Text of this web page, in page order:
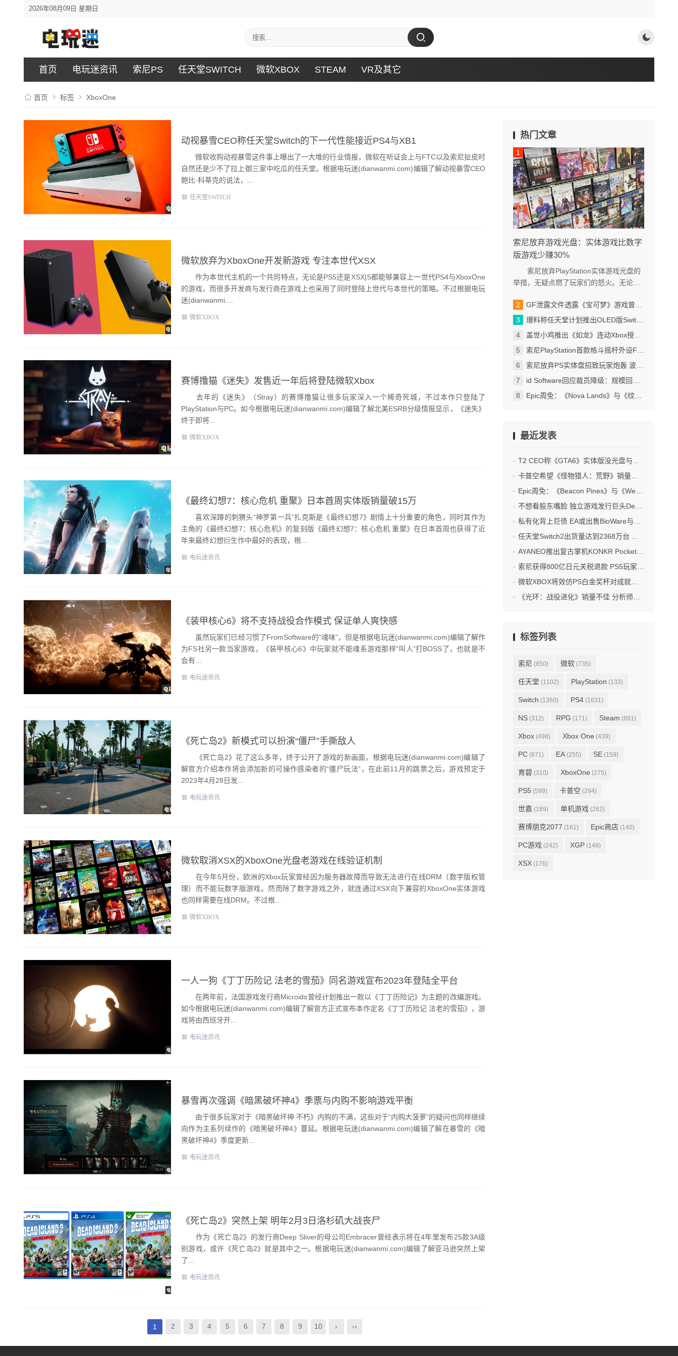
2026年08月09日 星期日
首页 电玩迷资讯 索尼PS 任天堂SWITCH 微软XBOX STEAM VR及其它
首页 标签 XboxOne
动视暴雪CEO称任天堂Switch的下一代性能接近PS4与XB1
微软收购动视暴雪这件事上曝出了一大堆的行业情报，微软在听证会上与FTC以及索尼扯皮时
自然还是少不了拉上御三家中吃瓜的任天堂。根据电玩迷(dianwanmi.com)编辑了解动视暴雪CEO
鲍比·科蒂克的说法，...
任天堂SWITCH
微软放弃为XboxOne开发新游戏 专注本世代XSX
作为本世代主机的一个共同特点，无论是PS5还是XSX|S都能够兼容上一世代PS4与XboxOne
的游戏，而很多开发商与发行商在游戏上也采用了同时登陆上世代与本世代的策略。不过根据电玩
迷(dianwanmi....
微软XBOX
赛博撸猫《迷失》发售近一年后将登陆微软Xbox
去年的《迷失》（Stray）的赛博撸猫让很多玩家深入一个稀奇死城，不过本作只登陆了
PlayStation与PC。如今根据电玩迷(dianwanmi.com)编辑了解北美ESRB分级情报显示，《迷失》
终于即将...
微软XBOX
《最终幻想7：核心危机 重聚》日本首周实体版销量破15万
喜欢深蹲的刺猬头“神罗第一兵”扎克斯是《最终幻想7》剧情上十分重要的角色，同时其作为
主角的《最终幻想7：核心危机》的复刻版《最终幻想7：核心危机 重聚》在日本首周也获得了近
年来最终幻想衍生作中最好的表现，根...
电玩迷资讯
《装甲核心6》将不支持战役合作模式 保证单人爽快感
虽然玩家们已经习惯了FromSoftware的“魂味”，但是根据电玩迷(dianwanmi.com)编辑了解作
为FS社另一款当家游戏，《装甲核心6》中玩家就不能魂系游戏那样“叫人”打BOSS了，也就是不
会有...
电玩迷资讯
《死亡岛2》新模式可以扮演“僵尸”手撕敌人
《死亡岛2》花了这么多年，终于公开了游戏的新画面，根据电玩迷(dianwanmi.com)编辑了
解官方介绍本作将会添加新的可操作感染者的“僵尸玩法”，在此前11月的跳票之后，游戏预定于
2023年4月28日发...
电玩迷资讯
微软取消XSX的XboxOne光盘老游戏在线验证机制
在今年5月份，欧洲的Xbox玩家曾经因为服务器故障而导致无法进行在线DRM（数字版权管
理）而不能玩数字版游戏。然而除了数字游戏之外，就连通过XSX向下兼容的XboxOne实体游戏
也同样需要在线DRM。不过根...
微软XBOX
一人一狗《丁丁历险记 法老的雪茄》同名游戏宣布2023年登陆全平台
在两年前，法国游戏发行商Microids曾经计划推出一款以《丁丁历险记》为主题的改编游戏。
如今根据电玩迷(dianwanmi.com)编辑了解官方正式宣布本作定名《丁丁历险记 法老的雪茄》，游
戏将由西班牙开...
电玩迷资讯
暴雪再次强调《暗黑破坏神4》季票与内购不影响游戏平衡
由于很多玩家对于《暗黑破坏神 不朽》内购的不满，这些对于“内购大菠萝”的疑问也同样继续
向作为主系列续作的《暗黑破坏神4》蔓延。根据电玩迷(dianwanmi.com)编辑了解在暴雪的《暗
黑破坏神4》季度更新...
电玩迷资讯
《死亡岛2》突然上架 明年2月3日洛杉矶大战丧尸
作为《死亡岛2》的发行商Deep Sliver的母公司Embracer曾经表示将在4年里发布25款3A级
别游戏，或许《死亡岛2》就是其中之一。根据电玩迷(dianwanmi.com)编辑了解亚马逊突然上架
了...
电玩迷资讯
1 2 3 4 5 6 7 8 9 10 › ››
热门文章
索尼放弃游戏光盘：实体游戏比数字
版游戏少赚30%
索尼放弃PlayStation实体游戏光盘的
举措，无疑点燃了玩家们的怒火。无论任
来大...GF泄露文件透露《宝可梦》游戏曾打算涨价 倒逼玩家买双版本
爆料称任天堂计划推出OLED版Switch2 正权衡成本
盖世小鸡推出《如龙》连动Xbox授权G7 Pro无线手柄
索尼PlayStation首款格斗摇杆外设FlexStrike宣布延期
索尼放弃PS实体盘招致玩家炮轰 波及第三方厂商
id Software回应裁员降级：规模回到2016年 仍会开发游戏
Epic周免：《Nova Lands》与《纹身大亨》喜加二
最近发表
T2 CEO称《GTA6》实体版没光盘与偷跑无关 不排除以后出光盘
卡普空希望《怪物猎人：荒野》销量超越《怪物猎人：世界》
Epic周免：《Beacon Pines》与《We Were Here Together》喜加二
不想看股东嘴脸 独立游戏发行巨头Devolver计划退市私有化
私有化背上巨债 EA或出售BioWare与旗下IP
任天堂Switch2出货量达到2368万台 数字版游戏盈利占比过半
AYANEO推出复古掌机KONKR Pocket Advance 首发499起
索尼获得800亿日元关税退款 PS5玩家：买单归我 退税没份
微软XBOX将效仿PS白金奖杯对成就系统更新
《光环：战役进化》销量不佳 分析师：价格太高了
标签列表
索尼 (850) 微软 (735)
任天堂 (1102) PlayStation (133)
Switch (1360) PS4 (1631)
NS (312) RPG (171) Steam (891)
Xbox (498) Xbox One (439)
PC (871) EA (255) SE (159)
育碧 (310) XboxOne (275)
PS5 (599) 卡普空 (294)
世嘉 (189) 单机游戏 (262)
赛博朋克2077 (161) Epic商店 (140)
PC游戏 (242) XGP (148)
XSX (176)